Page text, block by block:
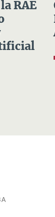
RAE